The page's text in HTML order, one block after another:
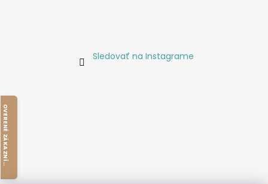
Sledovať na Instagrame
O
V
E
R
E
N
É
Z
Á
K
A
Z
N
Í
K
M
I